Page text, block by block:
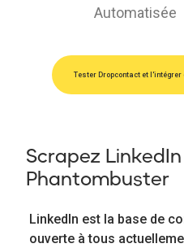
Automatisée
Tester Dropcontact et
Scrapez
Phantombuster
LinkedIn est la base de
ouverte à tous